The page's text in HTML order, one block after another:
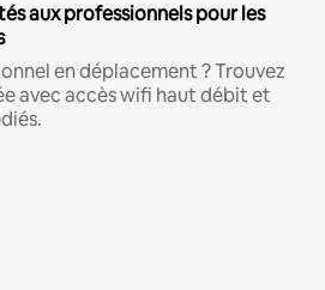
aux professionnels pour les
en déplacement ? Trouvez
avec accès wifi haut débit et